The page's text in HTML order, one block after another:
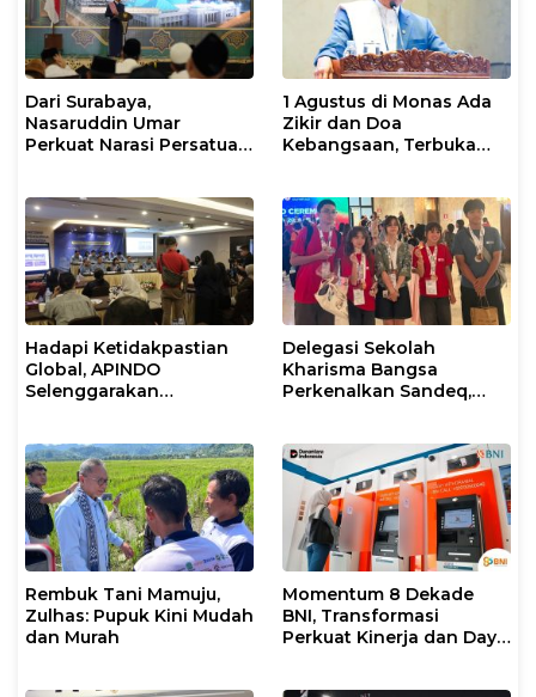
Dari Surabaya,
Nasaruddin Umar
Perkuat Narasi Persatuan
1 Agustus di Monas Ada
Zikir dan Doa
Kebangsaan, Terbuka
Hadapi Ketidakpastian
Global, APINDO
Selenggarakan
Ketahanan Ekonomi
Nasional
Delegasi Sekolah
Kharisma Bangsa
Perkenalkan Sandeq,
STEAM Olympiad 2026 di
Roma
Rembuk Tani Mamuju,
Zulhas: Pupuk Kini Mudah
dan Murah
Momentum 8 Dekade
BNI, Transformasi
Perkuat Kinerja dan Daya